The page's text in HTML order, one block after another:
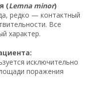
(Lemna minor)
редко — контактный
Все
характер.
исключительно
поражения